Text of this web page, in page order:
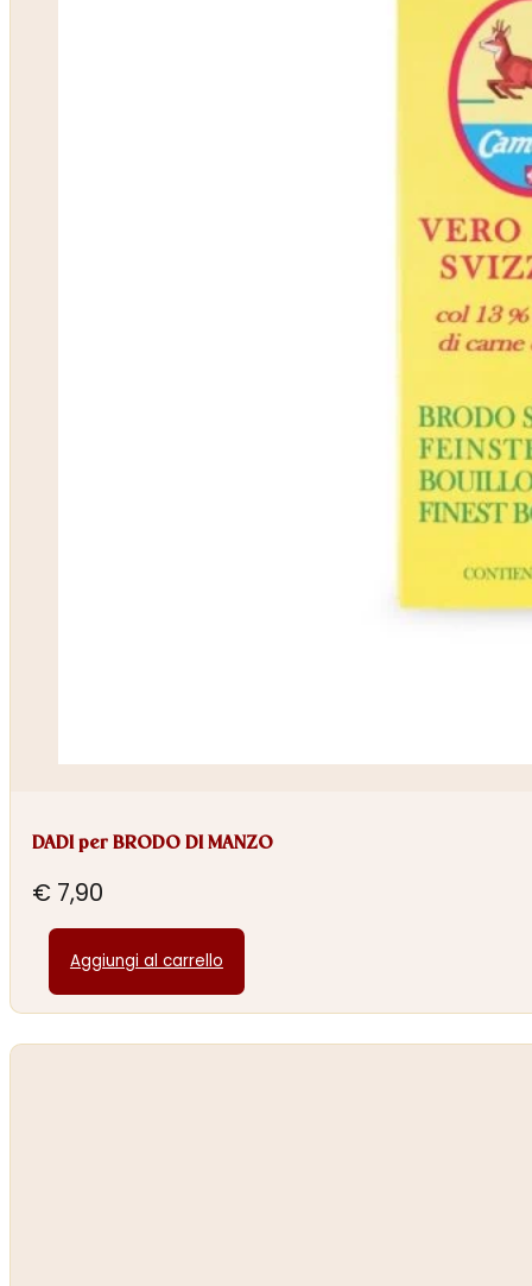
DADI per BRODO DI MANZO
€ 7,90
Aggiungi al carrello